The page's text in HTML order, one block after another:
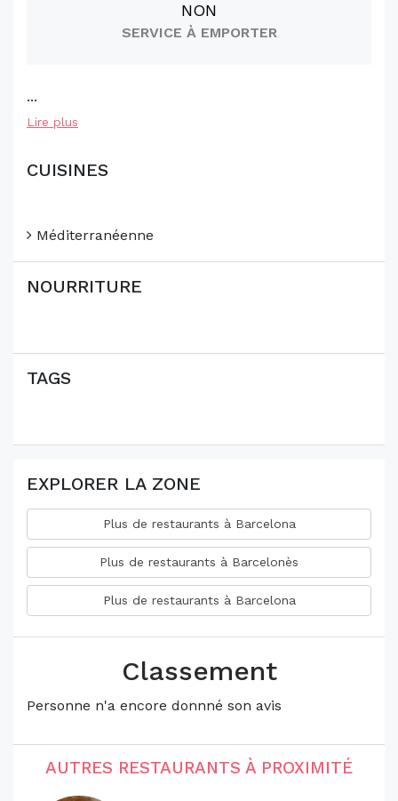
NON
SERVICE À EMPORTER
...
Lire plus
CUISINES
Méditerranéenne
NOURRITURE
TAGS
EXPLORER LA ZONE
Plus de restaurants à Barcelona
Plus de restaurants à Barcelonès
Plus de restaurants à Barcelona
Classement
Personne n'a encore donnné son avis
AUTRES RESTAURANTS À PROXIMITÉ